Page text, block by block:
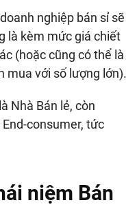
nghiệp bán sỉ sẽ
là kèm mức giá chiết
(hoặc cũng có thể là
mua với số lượng lớn).
Nhà Bán lẻ, còn
consumer, tức
niệm Bán